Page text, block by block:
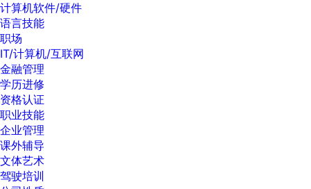
计算机软件/硬件
语言技能
职场
IT/计算机/互联网
金融管理
学历进修
资格认证
职业技能
企业管理
课外辅导
文体艺术
驾驶培训